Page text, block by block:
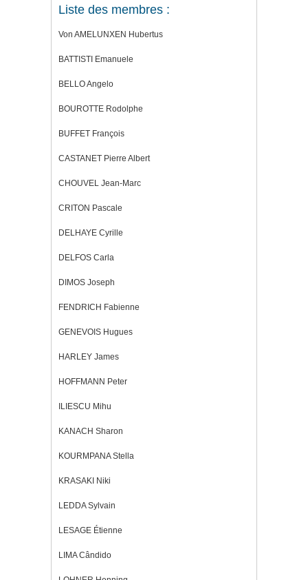
Liste des membres :
Von AMELUNXEN Hubertus
BATTISTI Emanuele
BELLO Angelo
BOUROTTE Rodolphe
BUFFET François
CASTANET Pierre Albert
CHOUVEL Jean-Marc
CRITON Pascale
DELHAYE Cyrille
DELFOS Carla
DIMOS Joseph
FENDRICH Fabienne
GENEVOIS Hugues
HARLEY James
HOFFMANN Peter
ILIESCU Mihu
KANACH Sharon
KOURMPANA Stella
KRASAKI Niki
LEDDA Sylvain
LESAGE Étienne
LIMA Cândido